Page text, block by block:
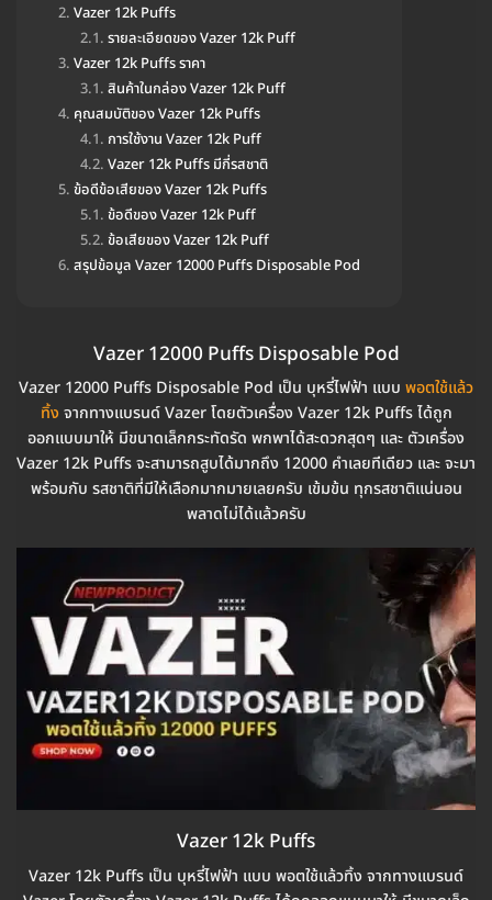
Vazer 12k Puffs
รายละเอียดของ Vazer 12k Puff
Vazer 12k Puffs ราคา
สินค้าในกล่อง Vazer 12k Puff
คุณสมบัติของ Vazer 12k Puffs
การใช้งาน Vazer 12k Puff
Vazer 12k Puffs มีกี่รสชาติ
ข้อดีข้อเสียของ Vazer 12k Puffs
ข้อดีของ Vazer 12k Puff
ข้อเสียของ Vazer 12k Puff
สรุปข้อมูล Vazer 12000 Puffs Disposable Pod
Vazer 12000 Puffs Disposable Pod
Vazer 12000 Puffs Disposable Pod เป็น บุหรี่ไฟฟ้า แบบ พอตใช้แล้ว
ทิ้ง จากทางแบรนด์ Vazer โดยตัวเครื่อง Vazer 12k Puffs ได้ถูก
ออกแบบมาให้ มีขนาดเล็กกระทัดรัด พกพาได้สะดวกสุดๆ และ ตัวเครื่อง
Vazer 12k Puffs จะสามารถสูบได้มากถึง 12000 คำเลยทีเดียว และ จะมา
พร้อมกับ รสชาติที่มีให้เลือกมากมายเลยครับ เข้มข้น ทุกรสชาติแน่นอน
พลาดไม่ได้แล้วครับ
Vazer 12k Puffs
Vazer 12k Puffs เป็น บุหรี่ไฟฟ้า แบบ พอตใช้แล้วทิ้ง จากทางแบรนด์